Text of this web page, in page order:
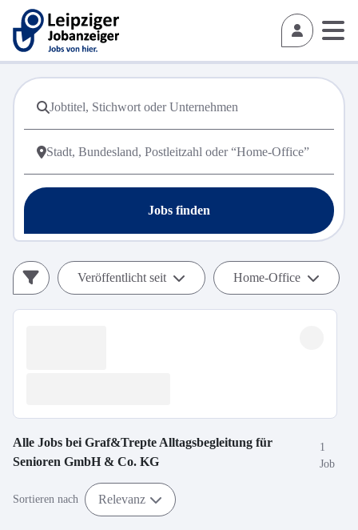
Jobs finden
Veröffentlicht seit Home-Office
Alle Jobs bei Graf&Trepte Alltagsbegleitung für
Senioren GmbH & Co. KG
1
Job
Sortieren nach Relevanz